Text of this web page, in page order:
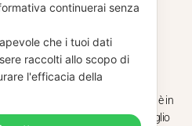
continuerai senza
che i tuoi dati
raccolti allo scopo di
l'efficacia della
ESTIVA
al 31 agosto venditaviniliusati.it è in
Gli ordini ricevuti entro il 29 luglio